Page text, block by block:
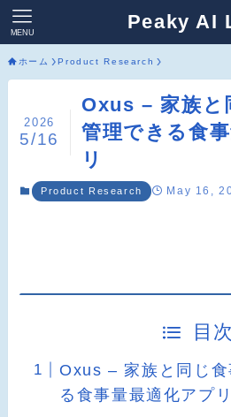
Peaky AI
MENU
ホーム Product Research
Oxus – 家族と
管理できる食
リ
2026
5/16
Product Research May 16,
目次
Oxus – 家族と同じ食
る食事量最適化アプリ